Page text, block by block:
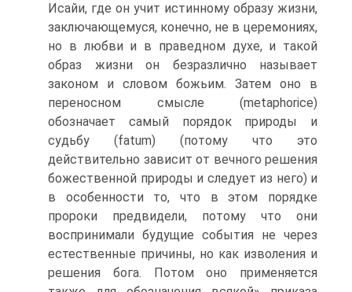
Исайи, где он учит истинному образу жизни,
заключающемуся, конечно, не в церемониях,
но в любви и в праведном духе, и такой
образ жизни он безразлично называет
законом и словом божьим. Затем оно в
переносном смысле (metaphorice)
обозначает самый порядок природы и
судьбу (fatum) (потому что это
действительно зависит от вечного решения
божественной природы и следует из него) и
в особенности то, что в этом порядке
пророки предвидели, потому что они
воспринимали будущие события не через
естественные причины, но как изволения и
решения бога. Потом оно применяется